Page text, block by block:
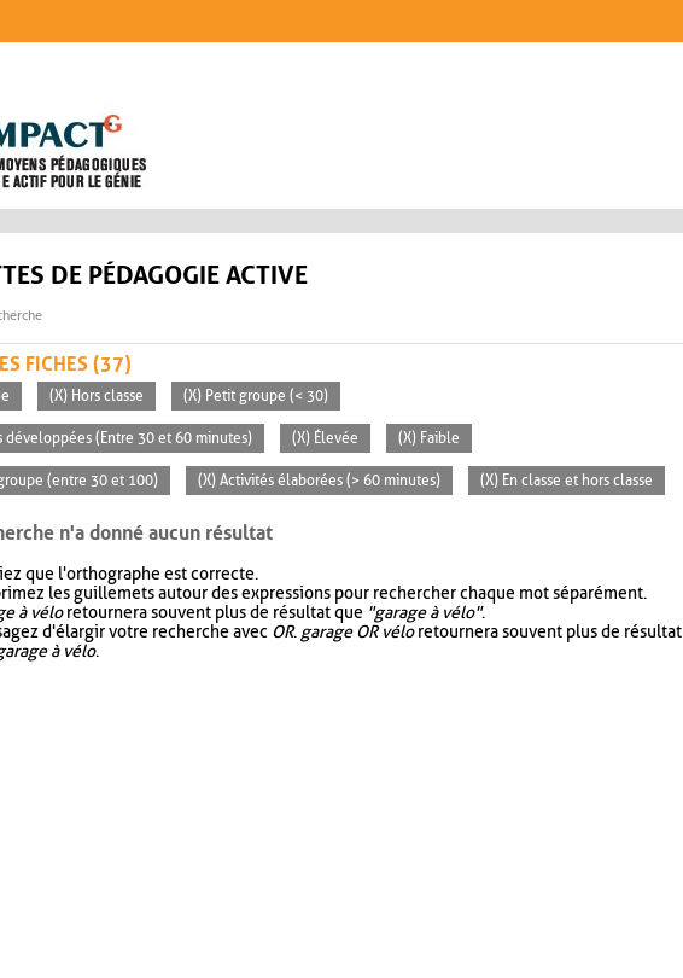
DE PÉDAGOGIE ACTIVE
FICHES (37)
(X) Hors classe (X) Petit groupe (< 30)
développées (Entre 30 et 60 minutes) (X) Élevée (X) Faible
(entre 30 et 100) (X) Activités élaborées (> 60 minutes) (X) En classe et hors classe
n'a donné aucun résultat
que l'orthographe est correcte.
les guillemets autour des expressions pour rechercher chaque mot séparément.
à véloretournera souvent plus de résultat que "garage à vélo".
d'élargir votre recherche avec OR. garage OR véloretournera souvent plus de résultat
à vélo.